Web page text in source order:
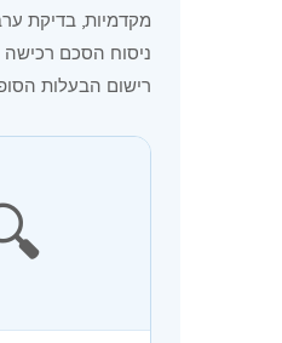
מקדמיות, בדיקת
ניסוח הסכם רכישה
רישום הבעלות